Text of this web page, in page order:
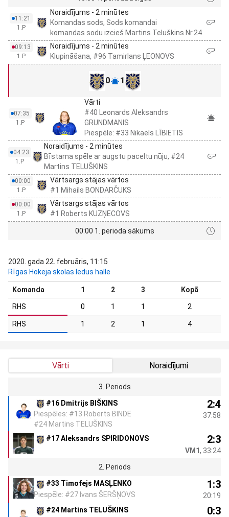
11:21
1.P
Noraidījums - 2 minūtes
Komandas sods, Sods komandai
komandas sodu izcieš Martins Teluškins Nr.24
09:13
1.P
Noraidījums - 2 minūtes
Klupināšana, #96 Tamirlans ĻEONOVS
0 1
07:35
1.P
Vārti
#40 Leonards Aleksandrs
GRUNDMANIS
Piespēle: #33 Nikaels LĪBIETIS
04:23
1.P
Noraidījums - 2 minūtes
Bīstama spēle ar augstu paceltu nūju, #24
Martins TELUŠKINS
00:00
1.P
Vārtsargs stājas vārtos
#1 Mihails BONDARČUKS
00:00
1.P
Vārtsargs stājas vārtos
#1 Roberts KUZŅECOVS
00:00 1. perioda sākums
2020. gada 22. februāris, 11:15
Rīgas Hokeja skolas ledus halle
Komanda 1 2 3 Kopā
RHS 0 1 1 2
RHS 1 2 1 4
Vārti Noraidījumi
3. Periods
#16 Dmitrijs BIŠKINS
Piespēles: #13 Roberts BINDE
#24 Martins TELUŠKINS
2:4
37:58
#17 Aleksandrs SPIRIDONOVS 2:3
VM1, 33:24
2. Periods
#33 Timofejs MASĻENKO
Piespēle: #27 Ivans ŠERŠŅOVS
1:3
20:19
#24 Martins TELUŠKINS
0:3